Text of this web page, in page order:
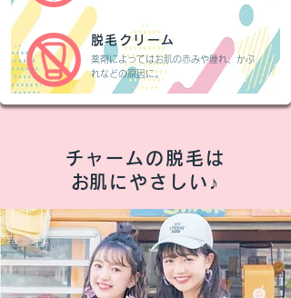
脱毛クリーム
薬剤によってはお肌の赤みや腫れ、かぶ
れなどの原因に。
チャームの脱毛は
​お肌にやさしい♪